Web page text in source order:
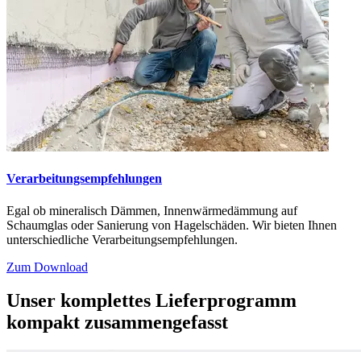
Verarbeitungsempfehlungen
Egal ob mineralisch Dämmen, Innenwärmedämmung auf
Schaumglas oder Sanierung von Hagelschäden. Wir bieten Ihnen
unterschiedliche Verarbeitungsempfehlungen.
Zum Download
Unser komplettes Lieferprogramm
kompakt zusammengefasst